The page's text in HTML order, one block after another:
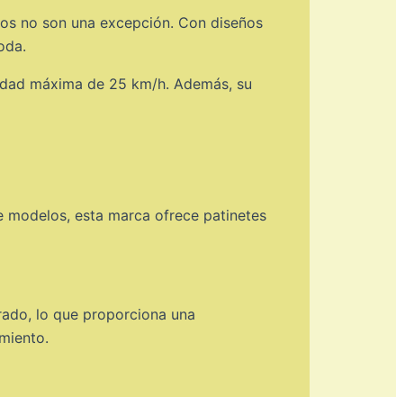
no son una excepción. Con diseños
máxima de 25 km/h. Además, su
modelos, esta marca ofrece patinetes
lo que proporciona una